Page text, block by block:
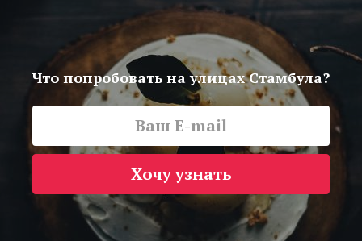
Что попробовать на улицах Стамбула?
Хочу узнать